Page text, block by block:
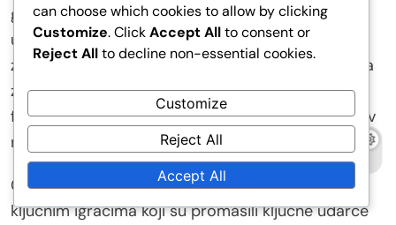
golova, uključujući jedanaesterce i otvorene
udarce, ali su često nedostajali preciznosti u
završavanju. Ova nemogućnost pretvaranja prilika
za postizanje golova u golove dovela je do
frustrirajućih utakmica i na kraju utjecala na njihov
napredak na turniru.
Čile se također suočio s sličnim izazovima, s
ključnim igračima koji su promašili ključne udarce
can choose which cookies to allow by clicking
Customize. ClickAccept Allto consent or
Reject Allto decline non-essential cookies.
Customize
Reject All
Accept All